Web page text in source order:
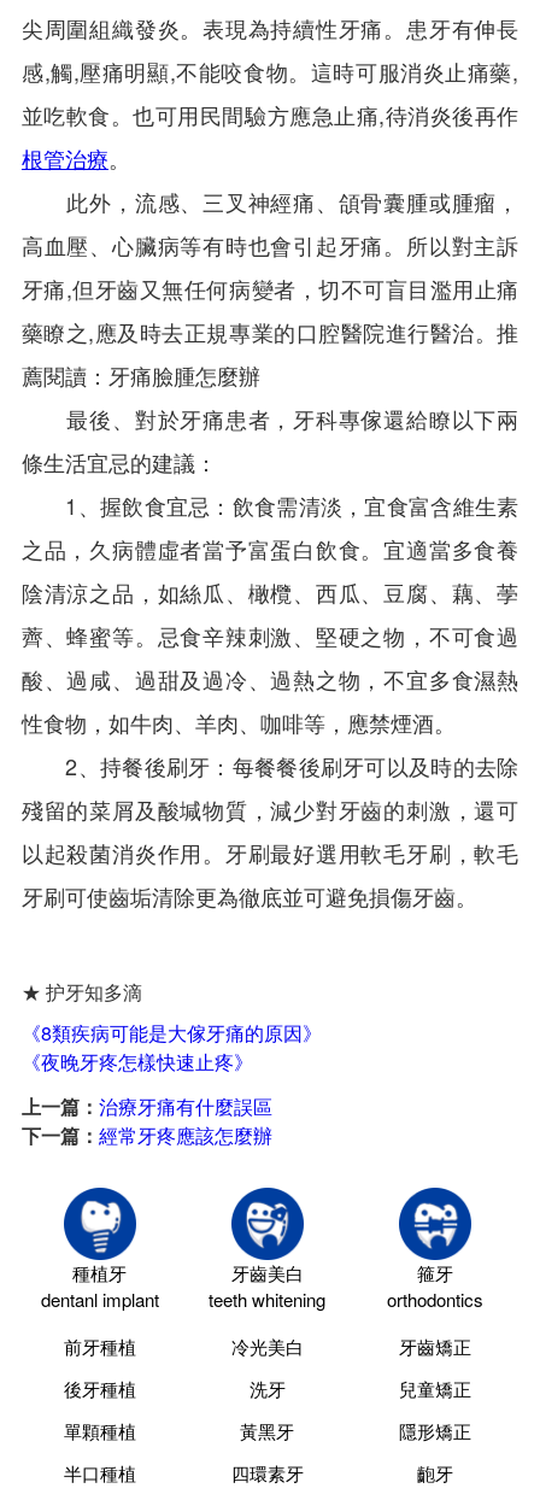
尖周圍組織發炎。表現為持續性牙痛。患牙有伸長
感,觸,壓痛明顯,不能咬食物。這時可服消炎止痛藥,
並吃軟食。也可用民間驗方應急止痛,待消炎後再作
根管治療。
此外，流感、三叉神經痛、頜骨囊腫或腫瘤，
高血壓、心臟病等有時也會引起牙痛。所以對主訴
牙痛,但牙齒又無任何病變者，切不可盲目濫用止痛
藥瞭之,應及時去正規專業的口腔醫院進行醫治。推
薦閱讀：牙痛臉腫怎麼辦
最後、對於牙痛患者，牙科專傢還給瞭以下兩
條生活宜忌的建議：
1、握飲食宜忌：飲食需清淡，宜食富含維生素
之品，久病體虛者當予富蛋白飲食。宜適當多食養
陰清涼之品，如絲瓜、橄欖、西瓜、豆腐、藕、荸
薺、蜂蜜等。忌食辛辣刺激、堅硬之物，不可食過
酸、過咸、過甜及過冷、過熱之物，不宜多食濕熱
性食物，如牛肉、羊肉、咖啡等，應禁煙酒。
2、持餐後刷牙：每餐餐後刷牙可以及時的去除
殘留的菜屑及酸堿物質，減少對牙齒的刺激，還可
以起殺菌消炎作用。牙刷最好選用軟毛牙刷，軟毛
牙刷可使齒垢清除更為徹底並可避免損傷牙齒。
★ 护牙知多滴
《8類疾病可能是大傢牙痛的原因》
《夜晚牙疼怎樣快速止疼》
上一篇： 治療牙痛有什麼誤區
下一篇： 經常牙疼應該怎麼辦
種植牙
dentanl implant
前牙種植
後牙種植
單顆種植
半口種植
牙齒美白
teeth whitening
冷光美白
洗牙
黃黑牙
四環素牙
箍牙
orthodontics
牙齒矯正
兒童矯正
隱形矯正
齙牙